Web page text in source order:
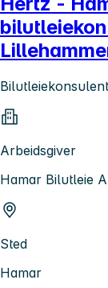
Bilutleiekonsulent
Arbeidsgiver
Hamar Bilutleie
Sted
Hamar